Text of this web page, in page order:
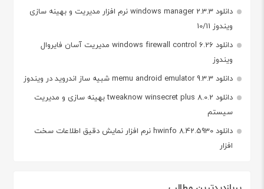
دانلود windows manager 2.3.3 نرم افزار مدیریت و بهینه سازی
ویندوز 10/11
دانلود windows firewall control 6.26 مدیریت آسان فایروال
ویندوز
دانلود memu android emulator 9.3.3 شبیه ساز اندروید در ویندوز
دانلود tweaknow winsecret plus 8.0.2 بهینه سازی و مدیریت
سیستم
دانلود hwinfo 8.42.5930 نرم افزار نمایش دقیق اطلاعات سخت
افزار